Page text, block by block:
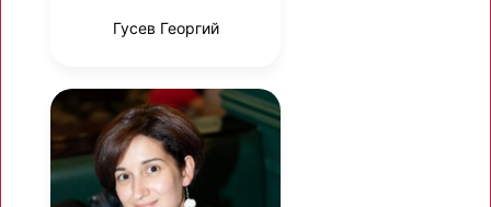
Гусев Георгий